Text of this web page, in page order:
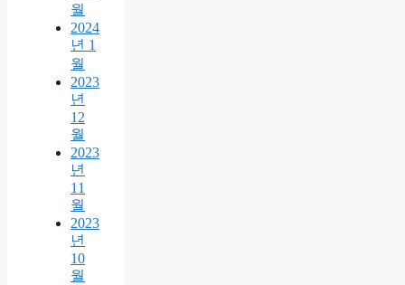
월
2024
년 1
월
2023
년
12
월
2023
년
11
월
2023
년
10
월